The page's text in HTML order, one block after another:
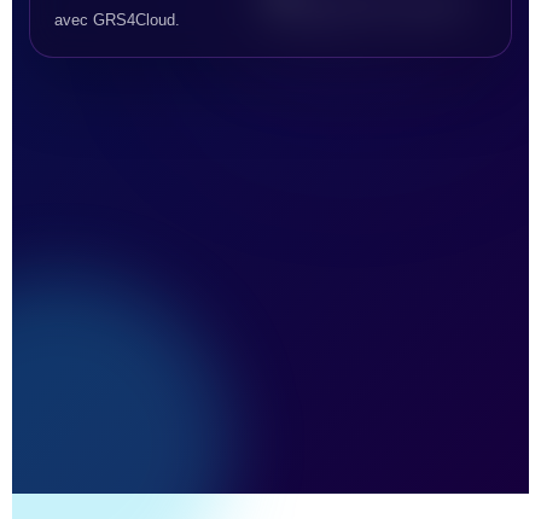
avec GRS4Cloud.